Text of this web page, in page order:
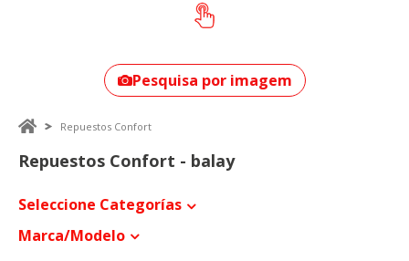
Como encontrar
o seu modelo?
Pesquisa por imagem
Repuestos Confort
Repuestos Confort - balay
Seleccione Categorías
Marca/modelo